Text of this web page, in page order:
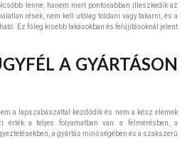
lenne, hanem mert pontosabban illeszkedik az
rések, nem kell utólag toldani vagy takarni, és a
Ez főleg kisebb lakásokban és felújításoknál jelent
A GYÁRTÁSON
a lapszabászattal kezdődik és nem a kész elemek
érték a teljes folyamatban van: a felmérésben, a
a gyártás minőségében és a szakszerű